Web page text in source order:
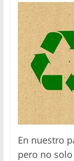
En nuestro
pero no